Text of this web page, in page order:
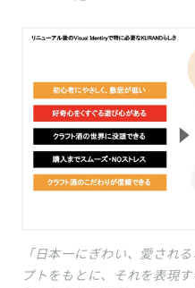
「日本一にぎわい、愛され
プトをもとに、それを表現